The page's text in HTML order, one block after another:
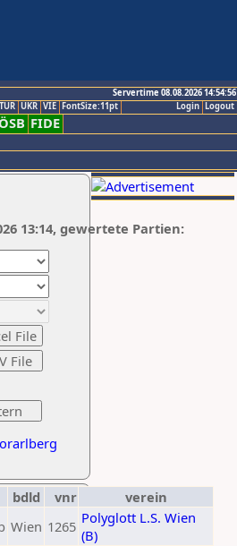
Servertime 08.08.2026 14:54:56
Logout
Login
TUR UKR VIE FontSize:11pt
FIDE
13:14, gewertete Partien:
bdld vnr
verein
Wien 1265 Polyglott L.S. Wien
(B)